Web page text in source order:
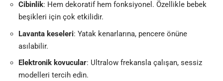
Cibinlik: Hem dekoratif hem fonksiyonel. Özellikle bebek
beşikleri için çok etkilidir.
Lavanta keseleri: Yatak kenarlarına, pencere önüne
asılabilir.
Elektronik kovucular: Ultralow frekansla çalışan, sessiz
modelleri tercih edin.